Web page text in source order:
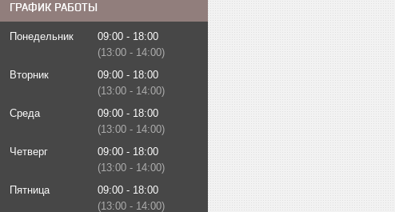
ГРАФИК РАБОТЫ
Понедельник 09:00
18:00
13:00
14:00
Вторник
09:00
18:00
13:00
14:00
Среда
09:00
18:00
13:00
14:00
Четверг
09:00
18:00
13:00
14:00
Пятница
09:00
18:00
13:00
14:00